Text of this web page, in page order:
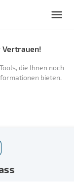
die Ihnen noch
bieten.